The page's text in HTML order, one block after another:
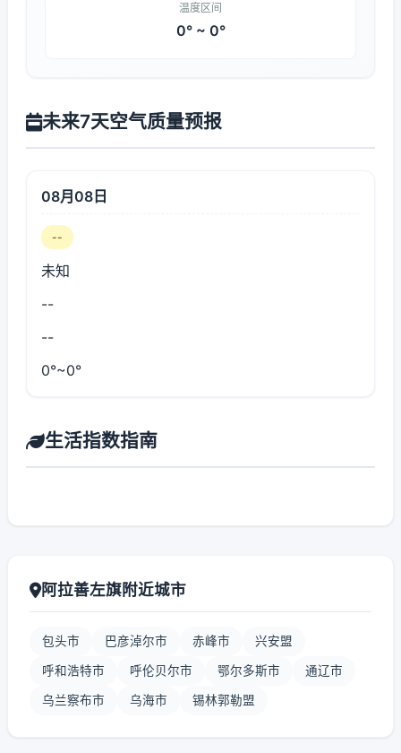
温度区间
0° ~ 0°
未来7天空气质量预报
08月08日
--
未知
--
--
0°~0°
生活指数指南
阿拉善左旗附近城市
包头市 巴彦淖尔市 赤峰市 兴安盟
呼和浩特市 呼伦贝尔市 鄂尔多斯市 通辽市
乌兰察布市 乌海市 锡林郭勒盟